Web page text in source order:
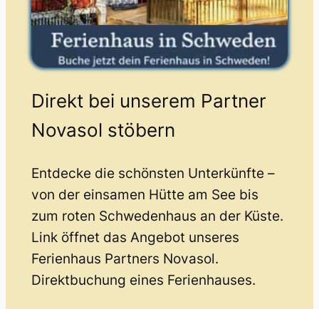
Direkt bei unserem Partner
Novasol stöbern
Entdecke die schönsten Unterkünfte –
von der einsamen Hütte am See bis
zum roten Schwedenhaus an der Küste.
Link öffnet das Angebot unseres
Ferienhaus Partners Novasol.
Direktbuchung eines Ferienhauses.